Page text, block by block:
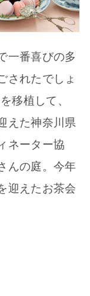
一番喜びの多
されたでしょ
移植して、
えた神奈川県
ネーター協
んの庭。今年
迎えたお茶会